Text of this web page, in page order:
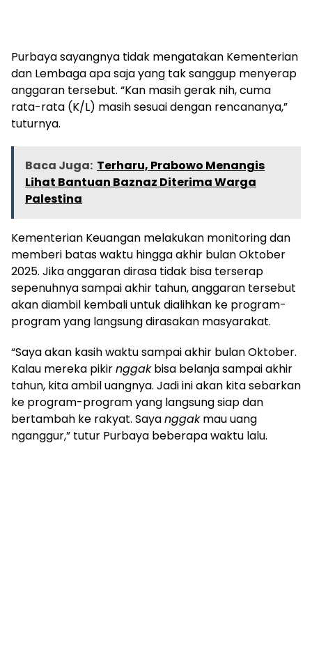
Purbaya sayangnya tidak mengatakan Kementerian
dan Lembaga apa saja yang tak sanggup menyerap
anggaran tersebut. “Kan masih gerak nih, cuma
rata-rata (K/L) masih sesuai dengan rencananya,”
tuturnya.
Baca Juga: Terharu, Prabowo Menangis
Lihat Bantuan Baznaz Diterima Warga
Palestina
Kementerian Keuangan melakukan monitoring dan
memberi batas waktu hingga akhir bulan Oktober
2025. Jika anggaran dirasa tidak bisa terserap
sepenuhnya sampai akhir tahun, anggaran tersebut
akan diambil kembali untuk dialihkan ke program-
program yang langsung dirasakan masyarakat.
“Saya akan kasih waktu sampai akhir bulan Oktober.
Kalau mereka pikirnggakbisa belanja sampai akhir
tahun, kita ambil uangnya. Jadi ini akan kita sebarkan
ke program-program yang langsung siap dan
bertambah ke rakyat. Sayanggakmau uang
nganggur,” tutur Purbaya beberapa waktu lalu.